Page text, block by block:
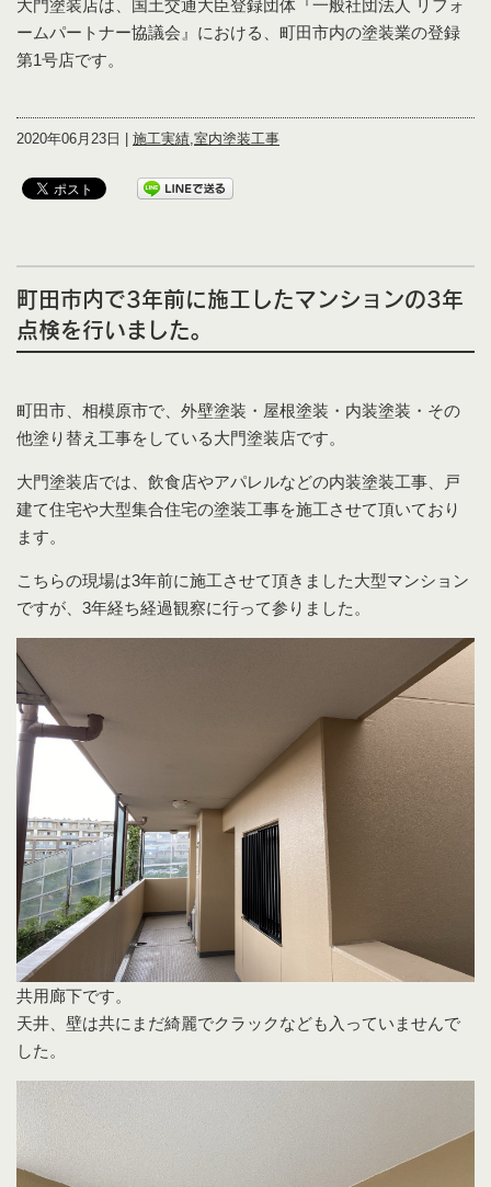
大門塗装店は、国土交通大臣登録団体『一般社団法人 リフォ
ームパートナー協議会』における、町田市内の塗装業の登録
第1号店です。
2020年06月23日 | 施工実績,室内塗装工事
町田市内で3年前に施工したマンションの3年
点検を行いました。
町田市、相模原市で、外壁塗装・屋根塗装・内装塗装・その
他塗り替え工事をしている大門塗装店です。
大門塗装店では、飲食店やアパレルなどの内装塗装工事、戸
建て住宅や大型集合住宅の塗装工事を施工させて頂いており
ます。
こちらの現場は3年前に施工させて頂きました大型マンション
ですが、3年経ち経過観察に行って参りました。
共用廊下です。
天井、壁は共にまだ綺麗でクラックなども入っていませんで
した。